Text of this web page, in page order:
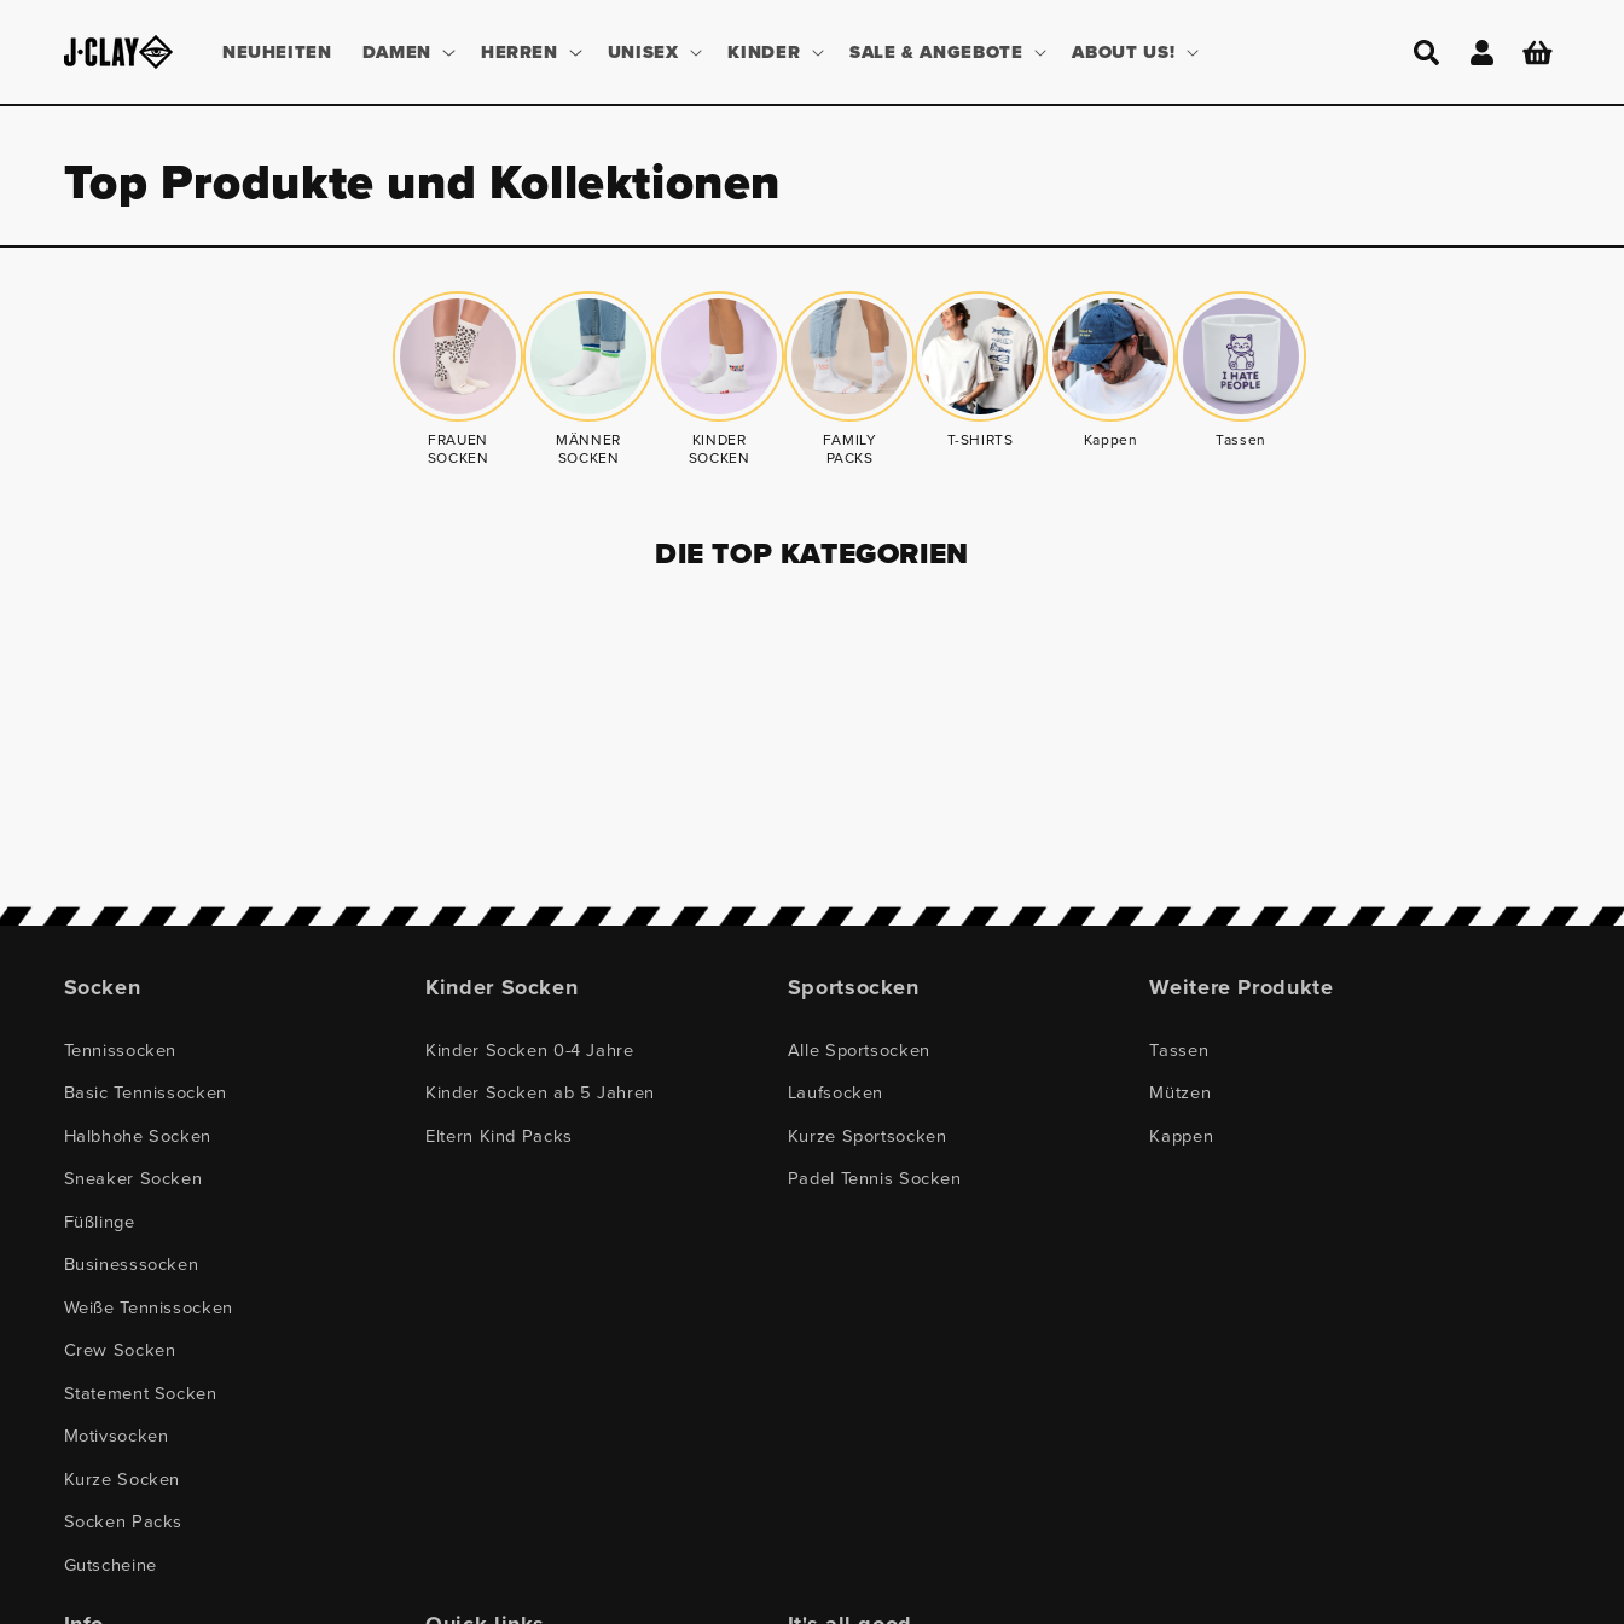
INHALT NEUHEITEN DAMEN HERREN UNISEX KINDER SALE & ANGEBOTE ABOUT US! EinloggenWarenkorb
Top Produkte und Kollektionen
FRAUEN
SOCKEN
MÄNNER
SOCKEN
KINDER
SOCKEN
FAMILY
PACKS
T-SHIRTS Kappen Tassen
DIE TOP KATEGORIEN
Socken
Tennissocken
Basic Tennissocken
Halbhohe Socken
Sneaker Socken
Füßlinge
Businesssocken
Weiße Tennissocken
Crew Socken
Statement Socken
Motivsocken
Kurze Socken
Socken Packs
Gutscheine
Kinder Socken
Kinder Socken 0-4 Jahre
Kinder Socken ab 5 Jahren
Eltern Kind Packs
Sportsocken
Alle Sportsocken
Laufsocken
Kurze Sportsocken
Padel Tennis Socken
Weitere Produkte
Tassen
Mützen
Kappen